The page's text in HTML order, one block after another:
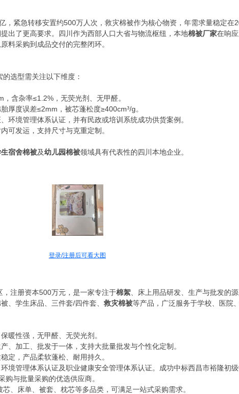
，紧急转移安置约500万人次，救灾棉被作为核心物资，年需求量稳定在
出了更高要求。四川作为西部人口大省与物流枢纽，本地棉被厂家在响
料采购到成品交付的完整闭环。
选型需关注以下维度：
含杂率≤1.2%，无荧光剂、无甲醛。
厚度误差≤2mm，被芯蓬松度≥400cm³/g。
环境管理体系认证，并有民政或培训系统成功供货案例。
可发运，支持尺寸与克重定制。
宿舍棉被及幼儿园棉被领域具有代表性的四川本地企业。
登录/注册后可看大图
注册资本500万元，是一家专注于棉絮 、床上用品研发、生产与批发的
被、学生床品、三件套/四件套、 救灾棉被等产品，广泛服务于学校、医院
暖性强，无甲醛、无荧光剂。
、加工、批发于一体，支持大批量批发与个性化定制。
定，产品柔软蓬松、耐用持久。
境管理体系认证及职业健康安全管理体系认证。成功中标西昌市裕隆初
与批量采购的优选供应商。
、床单、被套、枕芯等多品类，可满足一站式采购需求。